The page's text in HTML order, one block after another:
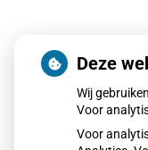
Deze
Wij
Voor
Voor